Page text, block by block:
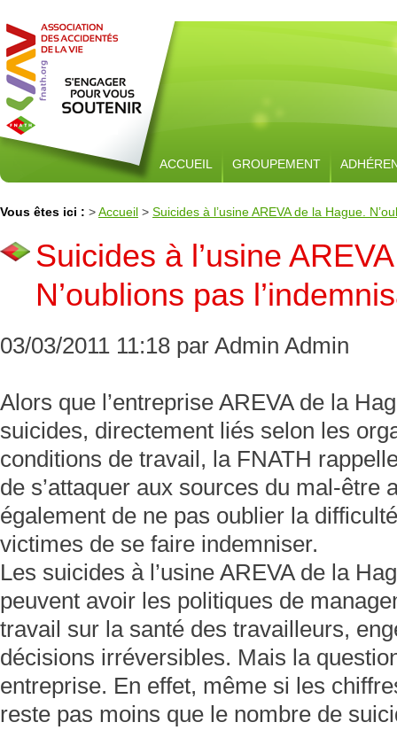
ACCUEIL GROUPEMENT
Vous êtes ici : >Accueil > Suicides à l’usine AREVA de la Hague.
Suicides à l’usine
N’oublions pas
03/03/2011 11:18 par Admin Admin
Alors que l’entreprise AREVA de la
suicides, directement liés selon les
conditions de travail, la FNATH
de s’attaquer aux sources du mal-être
également de ne pas oublier la
victimes de se faire indemniser.
Les suicides à l’usine AREVA de la
peuvent avoir les politiques de
travail sur la santé des travailleurs,
décisions irréversibles. Mais la
entreprise. En effet, même si les
reste pas moins que le nombre de